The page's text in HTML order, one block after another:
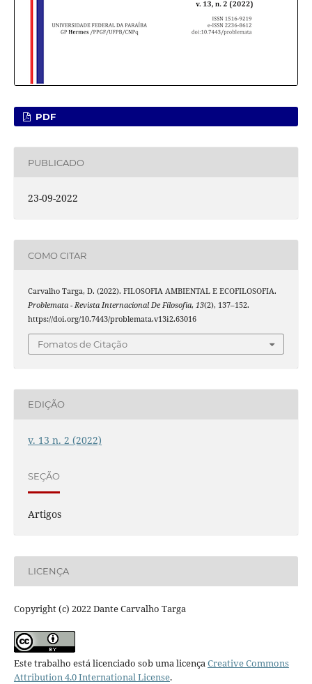
PDF
PUBLICADO
23-09-2022
COMO CITAR
Carvalho Targa, D. (2022). FILOSOFIA AMBIENTAL E ECOFILOSOFIA.
Problemata - Revista Internacional De Filosofia, 13(2), 137–152.
https://doi.org/10.7443/problemata.v13i2.63016
Fomatos de Citação
EDIÇÃO
v. 13 n. 2 (2022)
SEÇÃO
Artigos
LICENÇA
Copyright (c) 2022 Dante Carvalho Targa
Este trabalho está licenciado sob uma licençaCreative Commons
Attribution 4.0 International License.